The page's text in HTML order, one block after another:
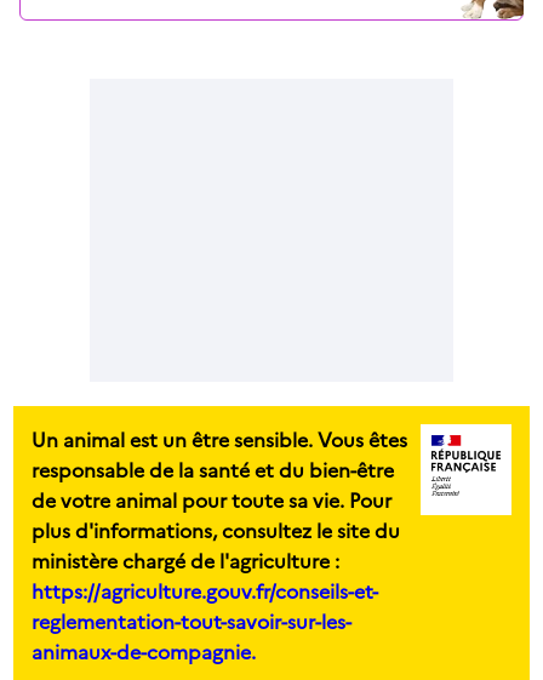
Un animal est un être sensible. Vous êtes
responsable de la santé et du bien-être
de votre animal pour toute sa vie. Pour
plus d'informations, consultez le site du
ministère chargé de l'agriculture :
https://agriculture.gouv.fr/conseils-et-
reglementation-tout-savoir-sur-les-
animaux-de-compagnie.